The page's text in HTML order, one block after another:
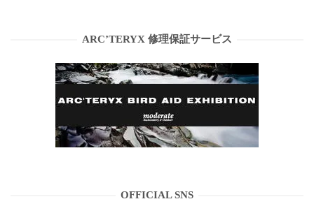
ARC’TERYX 修理保証サービス
OFFICIAL SNS